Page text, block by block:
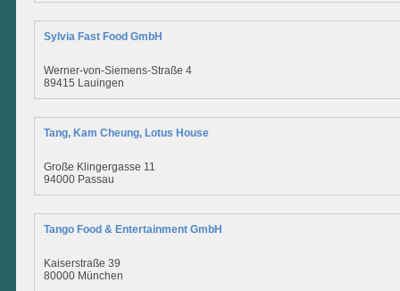
Sylvia Fast Food GmbH
Werner-von-Siemens-Straße 4
89415 Lauingen
Tang, Kam Cheung, Lotus House
Große Klingergasse 11
94000 Passau
Tango Food & Entertainment GmbH
Kaiserstraße 39
80000 München